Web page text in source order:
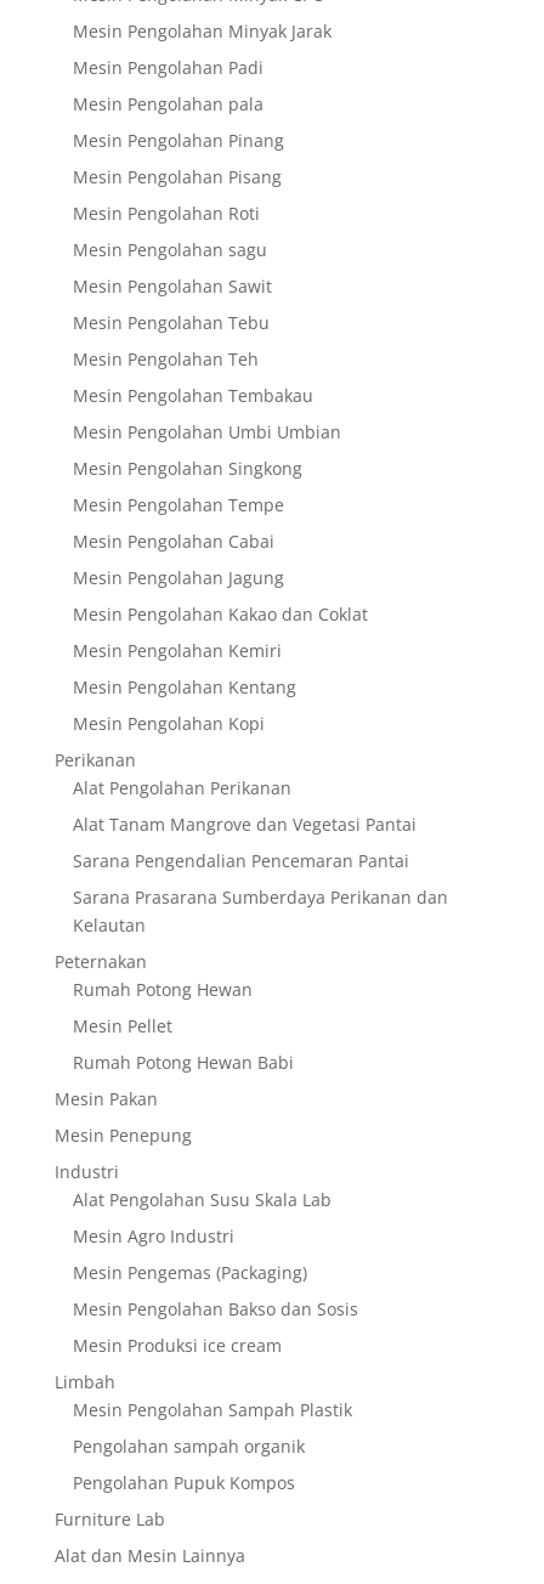
Mesin Pengolahan Minyak Jarak
Mesin Pengolahan Padi
Mesin Pengolahan pala
Mesin Pengolahan Pinang
Mesin Pengolahan Pisang
Mesin Pengolahan Roti
Mesin Pengolahan sagu
Mesin Pengolahan Sawit
Mesin Pengolahan Tebu
Mesin Pengolahan Teh
Mesin Pengolahan Tembakau
Mesin Pengolahan Umbi Umbian
Mesin Pengolahan Singkong
Mesin Pengolahan Tempe
Mesin Pengolahan Cabai
Mesin Pengolahan Jagung
Mesin Pengolahan Kakao dan Coklat
Mesin Pengolahan Kemiri
Mesin Pengolahan Kentang
Mesin Pengolahan Kopi
Perikanan
Alat Pengolahan Perikanan
Alat Tanam Mangrove dan Vegetasi Pantai
Sarana Pengendalian Pencemaran Pantai
Sarana Prasarana Sumberdaya Perikanan dan
Kelautan
Peternakan
Rumah Potong Hewan
Mesin Pellet
Rumah Potong Hewan Babi
Mesin Pakan
Mesin Penepung
Industri
Alat Pengolahan Susu Skala Lab
Mesin Agro Industri
Mesin Pengemas (Packaging)
Mesin Pengolahan Bakso dan Sosis
Mesin Produksi ice cream
Limbah
Mesin Pengolahan Sampah Plastik
Pengolahan sampah organik
Pengolahan Pupuk Kompos
Furniture Lab
Alat dan Mesin Lainnya